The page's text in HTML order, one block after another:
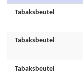
Tabaksbeutel
Tabaksbeutel
Tabaksbeutel